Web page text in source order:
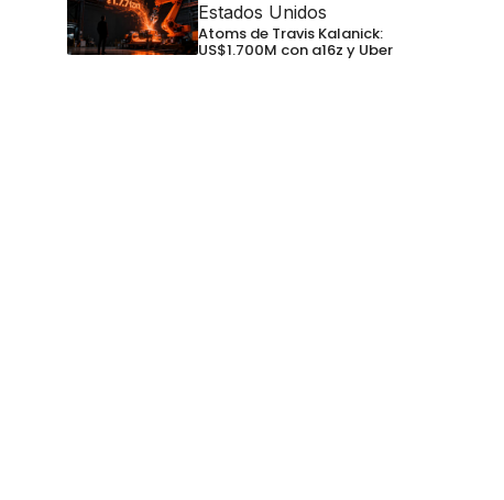
Estados Unidos
Atoms de Travis Kalanick:
US$1.700M con a16z y Uber